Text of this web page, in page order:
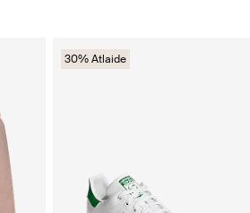
30% Atlaide